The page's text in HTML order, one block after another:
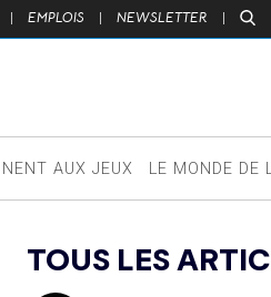
| EMPLOIS | NEWSLETTER |
AUX JEUX LE MONDE DE
TOUS LES